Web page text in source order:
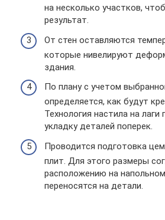
на несколько участков,
результат.
От стен оставляются
которые нивелируют
здания.
По плану с учетом
определяется, как будут
Технология настила на лаги
укладку деталей поперек.
Проводится подготовка
плит. Для этого размеры
расположению на
переносятся на детали.